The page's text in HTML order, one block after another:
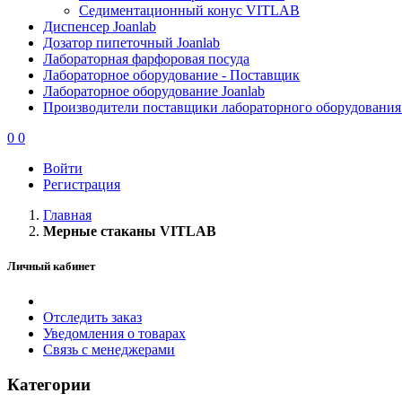
Седиментационный конус VITLAB
Диспенсер Joanlab
Дозатор пипеточный Joanlab
Лабораторная фарфоровая посуда
Лабораторное оборудование - Поставщик
Лабораторное оборудование Joanlab
Производители поставщики лабораторного
0 0
Войти
Регистрация
Главная
Мерные стаканы VITLAB
Личный кабинет
Отследить заказ
Уведомления о товарах
Связь с менеджерами
Категории